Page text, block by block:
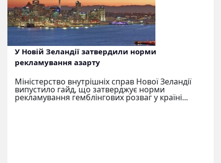
У Новій Зеландії затвердили норми
рекламування азарту
Міністерство внутрішніх справ Нової Зеландії
випустило гайд, що затверджує норми
рекламування гемблінгових розваг у країні...